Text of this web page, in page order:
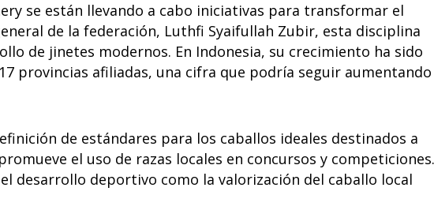
se están llevando a cabo iniciativas para transformar el
de la federación, Luthfi Syaifullah Zubir, esta disciplina
de jinetes modernos. En Indonesia, su crecimiento ha sido
provincias afiliadas, una cifra que podría seguir aumentando
de estándares para los caballos ideales destinados a
el uso de razas locales en concursos y competiciones.
desarrollo deportivo como la valorización del caballo local